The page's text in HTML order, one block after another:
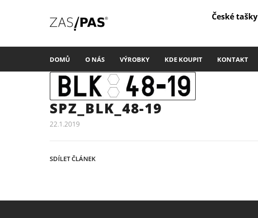
České
DOMŮ O NÁS VÝROBKY KDE KOUPIT KONTAKT
SPZ_BLK_48-19
22.1.2019
SDÍLET ČLÁNEK